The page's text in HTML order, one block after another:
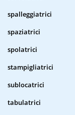
spalleggiatrici
spaziatrici
spolatrici
stampigliatrici
sublocatrici
tabulatrici